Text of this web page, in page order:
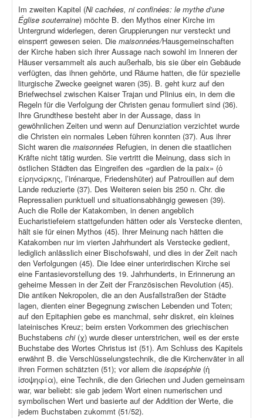
Im zweiten Kapitel (Ni cachées, ni confinées: le mythe d’une
Église souterraine) möchte B. den Mythos einer Kirche im
Untergrund widerlegen, deren Gruppierungen nur versteckt und
einsperrt gewesen seien. Die maisonnées/Hausgemeinschaften
der Kirche haben sich ihrer Aussage nach sowohl im Inneren der
Häuser versammelt als auch außerhalb, bis sie über ein Gebäude
verfügten, das ihnen gehörte, und Räume hatten, die für spezielle
liturgische Zwecke geeignet waren (35). B. geht kurz auf den
Briefwechsel zwischen Kaiser Trajan und Plinius ein, in dem die
Regeln für die Verfolgung der Christen genau formuliert sind (36).
Ihre Grundthese besteht aber in der Aussage, dass in
gewöhnlichen Zeiten und wenn auf Denunziation verzichtet wurde
die Christen ein normales Leben führen konnten (37). Aus ihrer
Sicht waren die maisonnées Refugien, in denen die staatlichen
Kräfte nicht tätig wurden. Sie vertritt die Meinung, dass sich in
östlichen Städten das Eingreifen des «gardien de la paix» (ὁ
εἰρηνάρκης, l’irénarque, Friedenshüter) auf Patrouillen auf dem
Lande reduzierte (37). Des Weiteren seien bis 250 n. Chr. die
Repressalien punktuell und situationsabhängig gewesen (39).
Auch die Rolle der Katakomben, in denen angeblich
Eucharistiefeiern stattgefunden hätten oder als Verstecke dienten,
hält sie für einen Mythos (45). Ihrer Meinung nach hätten die
Katakomben nur im vierten Jahrhundert als Verstecke gedient,
lediglich anlässlich einer Bischofswahl, und dies in der Zeit nach
den Verfolgungen (45). Die Idee einer unterirdischen Kirche sei
eine Fantasievorstellung des 19. Jahrhunderts, in Erinnerung an
geheime Messen in der Zeit der Französischen Revolution (45).
Die antiken Nekropolen, die an den Ausfallstraßen der Städte
lagen, dienten einer Begegnung zwischen Lebenden und Toten;
auf den Epitaphien gebe es manchmal, sehr diskret, ein kleines
lateinisches Kreuz; beim ersten Vorkommen des griechischen
Buchstabens chi (χ) wurde dieser unterstrichen, weil es der erste
Buchstabe des Wortes Christus ist (51). Am Schluss des Kapitels
erwähnt B. die Verschlüsselungstechnik, die die Kirchenväter in all
ihren Formen schätzten (51); vor allem die isopséphie (ἡ
ἰσοψηφία), eine Technik, die den Griechen und Juden gemeinsam
war, war beliebt: sie gab jedem Wort einen numerischen und
symbolischen Wert und basierte auf der Addition der Werte, die
jedem Buchstaben zukommt (51/52).